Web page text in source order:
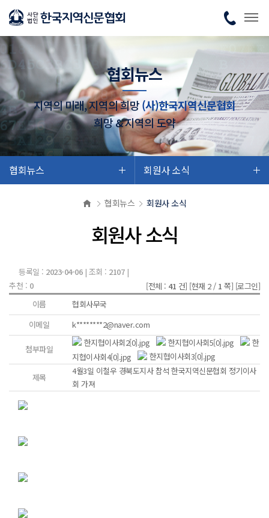
협회뉴스
지역의 미래, 지역의 희망(사)한국지역신문협회
희망 & 지역의 도약
협회뉴스 회원사 소식
협회뉴스 회원사 소식
회원사 소식
등록일 : 2023-04-06| 조회 : 2107|
추천 : 0 [전체 : 41 건] [현재 2 / 1 쪽] [로그인]
이름
협회사무국
이메일
k********2@naver.com
첨부파일
한지협이사회2[0].jpg 한지협이사회5[0].jpg
한
지협이사회4[0].jpg
한지협이사회3[0].jpg
제목
4월3일 이철우 경북도지사 참석 한국지역신문협회 정기이사
회 가져